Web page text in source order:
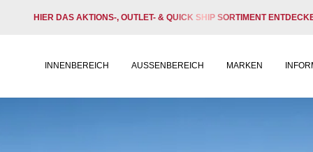
HIER DAS AKTIONS-, OUTLET- & QUICK SHIP SORTIMENT
INNENBEREICH AUSSENBEREICH MARKEN